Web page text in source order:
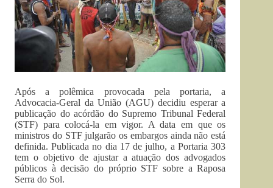
Após a polêmica provocada pela portaria, a
Advocacia-Geral da União (AGU) decidiu esperar a
publicação do acórdão do Supremo Tribunal Federal
(STF) para colocá-la em vigor. A data em que os
ministros do STF julgarão os embargos ainda não está
definida. Publicada no dia 17 de julho, a Portaria 303
tem o objetivo de ajustar a atuação dos advogados
públicos à decisão do próprio STF sobre a Raposa
Serra do Sol.